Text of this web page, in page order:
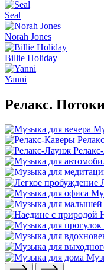
Seal
Norah Jones
Billie Holiday
Yanni
Релакс.